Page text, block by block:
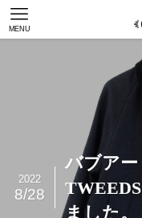
MENU
バブア
ました。
2022
8/28